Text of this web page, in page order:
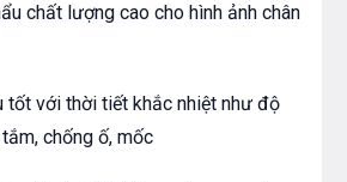
chất lượng cao cho hình ảnh chân
tốt với thời tiết khắc nhiệt như độ
chống ố, mốc